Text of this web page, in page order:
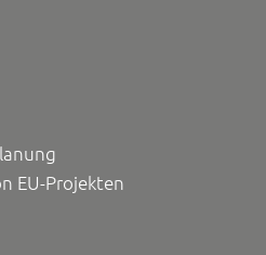
EU-Projekten